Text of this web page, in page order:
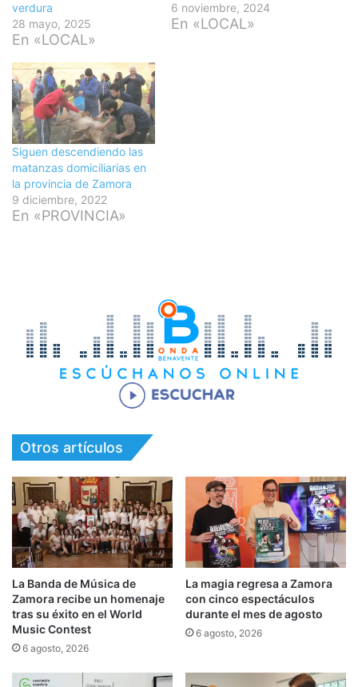
verdura
28 mayo, 2025
En «LOCAL»
6 noviembre, 2024
En «LOCAL»
Siguen descendiendo las
matanzas domiciliarias en
la provincia de Zamora
9 diciembre, 2022
En «PROVINCIA»
Otros artículos
La Banda de Música de
Zamora recibe un homenaje
tras su éxito en el World
Music Contest
6 agosto, 2026
La magia regresa a Zamora
con cinco espectáculos
durante el mes de agosto
6 agosto, 2026